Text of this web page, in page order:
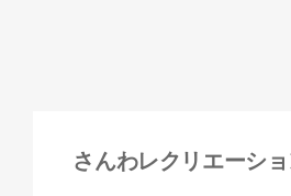
さんわレクリエーショ